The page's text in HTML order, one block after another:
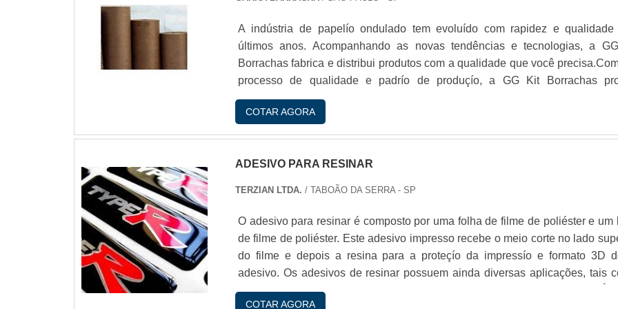
A indústria de papelío ondulado tem evoluí­do com rapidez e qualidade
últimos anos. Acompanhando as novas tendências e tecnologias, a
Borrachas fabrica e distribui produtos com a qualidade que você
processo de qualidade e padrío de produçío, a GG Kit Borrachas
papelíµes ondulados que sío utilizados no armazenamento e guarda de
de empresas dos segmentos mais variados. Produçío do papelío
Camada Externa: com o intuito de dar proteç.
COTAR AGORA
ADESIVO PARA RESINAR
TERZIAN LTDA. / TABOÃO DA SERRA - SP
O adesivo para resinar é composto por uma folha de filme de poliéster e um
de filme de poliéster. Este adesivo impresso recebe o meio corte no lado
do filme e depois a resina para a proteçío da impressío e formato 3D
adesivo. Os adesivos de resinar possuem ainda diversas aplicações, tais
em: No mercado automobilístico; Aeroespacial; Implementos agrícolas;
COTAR AGORA